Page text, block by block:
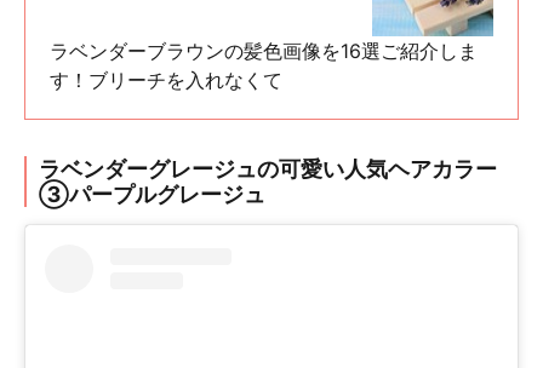
ラベンダーブラウンの髪色画像を16選ご紹介しま
す！ブリーチを入れなくて
ラベンダーグレージュの可愛い人気ヘアカラー
③パープルグレージュ